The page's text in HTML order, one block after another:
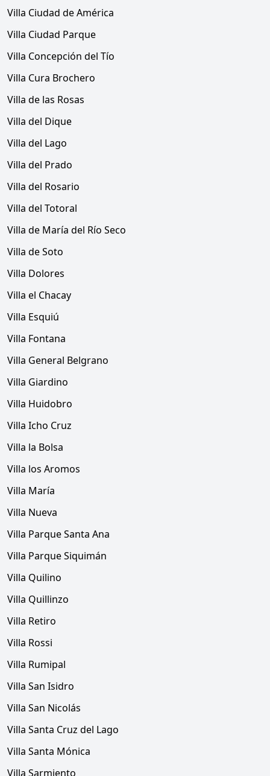
Villa Ciudad de América
Villa Ciudad Parque
Villa Concepción del Tío
Villa Cura Brochero
Villa de las Rosas
Villa del Dique
Villa del Lago
Villa del Prado
Villa del Rosario
Villa del Totoral
Villa de María del Río Seco
Villa de Soto
Villa Dolores
Villa el Chacay
Villa Esquiú
Villa Fontana
Villa General Belgrano
Villa Giardino
Villa Huidobro
Villa Icho Cruz
Villa la Bolsa
Villa los Aromos
Villa María
Villa Nueva
Villa Parque Santa Ana
Villa Parque Siquimán
Villa Quilino
Villa Quillinzo
Villa Retiro
Villa Rossi
Villa Rumipal
Villa San Isidro
Villa San Nicolás
Villa Santa Cruz del Lago
Villa Santa Mónica
Villa Sarmiento